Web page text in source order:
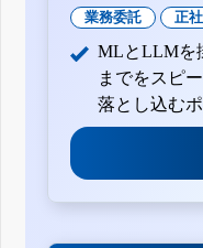
業務委託 正
MLとLLMを
までをスピ
落とし込む